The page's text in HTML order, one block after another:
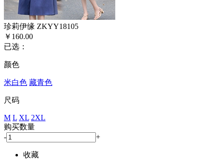
珍莉伊缘 ZKYY18105
￥160.00
已选：
颜色
米白色 藏青色
尺码
M L XL 2XL
购买数量
-
+
收藏